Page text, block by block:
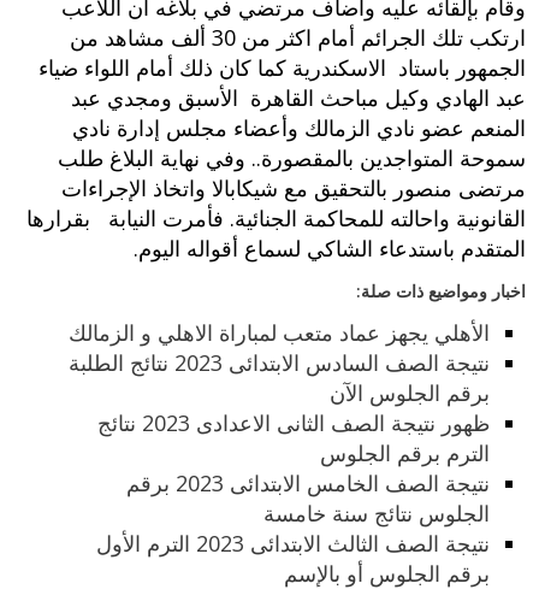
وقام بإلقائه عليه واضاف مرتضي في بلاغه أن اللاعب
ارتكب تلك الجرائم أمام اكثر من 30 ألف مشاهد من
الجمهور باستاد الاسكندرية كما كان ذلك أمام اللواء ضياء
عبد الهادي وكيل مباحث القاهرة الأسبق ومجدي عبد
المنعم عضو نادي الزمالك وأعضاء مجلس إدارة نادي
سموحة المتواجدين بالمقصورة.. وفي نهاية البلاغ طلب
مرتضى منصور بالتحقيق مع شيكابالا واتخاذ الإجراءات
القانونية واحالته للمحاكمة الجنائية. فأمرت النيابة بقرارها
المتقدم باستدعاء الشاكي لسماع أقواله اليوم.
اخبار ومواضيع ذات صلة:
الأهلي يجهز عماد متعب لمباراة الاهلي و الزمالك
نتيجة الصف السادس الابتدائى 2023 نتائج الطلبة
برقم الجلوس الآن
ظهور نتيجة الصف الثانى الاعدادى 2023 نتائج
الترم برقم الجلوس
نتيجة الصف الخامس الابتدائى 2023 برقم
الجلوس نتائج سنة خامسة
نتيجة الصف الثالث الابتدائى 2023 الترم الأول
برقم الجلوس أو بالإسم